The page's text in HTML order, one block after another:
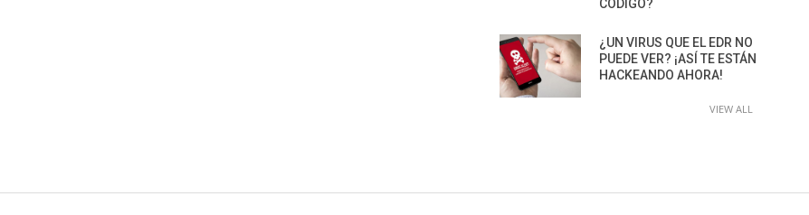
CÓDIGO?
¿UN VIRUS QUE EL EDR NO
PUEDE VER? ¡ASÍ TE ESTÁN
HACKEANDO AHORA!
VIEW ALL